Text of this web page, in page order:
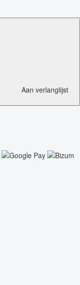
Aan verlanglijst